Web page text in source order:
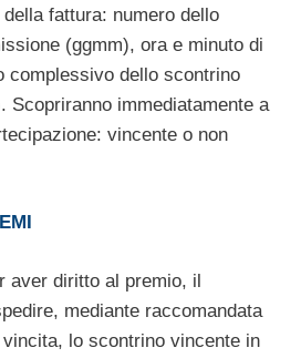
fattura: numero dello
(ggmm), ora e minuto di
complessivo dello scontrino
Scopriranno immediatamente a
vincente o non
aver diritto al premio, il
mediante raccomandata
lo scontrino vincente in